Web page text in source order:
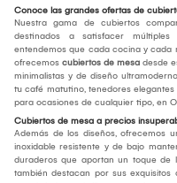
Conoce las grandes ofertas de
Nuestra gama de cubiertos
destinados a satisfacer
entendemos que cada cocina y cada
ofrecemos cubiertos de mesa desde
minimalistas y de diseño
tu café matutino, tenedores
para ocasiones de cualquier tipo, en
Cubiertos de mesa a precios
Además de los diseños, ofrecemos
inoxidable resistente y de bajo
duraderos que aportan un toque de
también destacan por sus exquisitos